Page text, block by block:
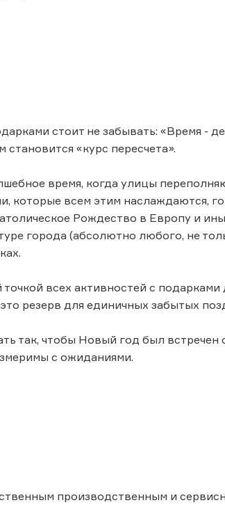
стоит не забывать: «Время -
«курс пересчета».
время, когда улицы
которые всем этим наслаждаются,
Рождество в Европу и
города (абсолютно любого, не
всех активностей с
резерв для единичных забытых
так, чтобы Новый год был
с ожиданиями.
производственным и